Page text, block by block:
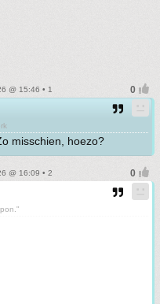
@ 15:46 • 1
misschien, hoezo?
@ 16:09 • 2